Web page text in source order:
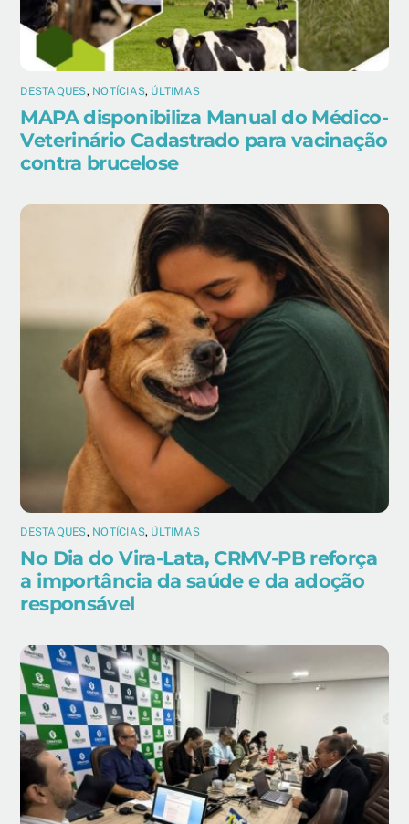
DESTAQUES, NOTÍCIAS, ÚLTIMAS
MAPA disponibiliza Manual do Médico-
Veterinário Cadastrado para vacinação
contra brucelose
DESTAQUES, NOTÍCIAS, ÚLTIMAS
No Dia do Vira-Lata, CRMV-PB reforça
a importância da saúde e da adoção
responsável